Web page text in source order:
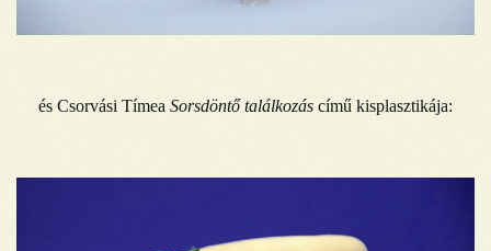
és Csorvási Tímea Sorsdöntő találkozás című kisplasztikája: